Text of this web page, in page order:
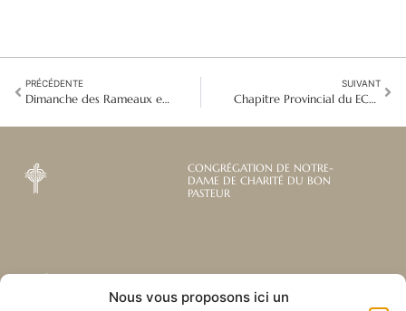
Nous vous proposons ici un
PRÉCÉDENTE
Dimanche des Rameaux et Migration : Un Appel à la Compassion, à la Solidarité et à l'Action
SUIVANT
Chapitre Provincial du ECAP : Ensemble, un même esprit et un même cœur pour créer du neuf
CONGRÉGATION DE NOTRE-
DAME DE CHARITÉ DU BON
PASTEUR
Abonnez-vous à notre
newsletter mensuelle
Liens utiles